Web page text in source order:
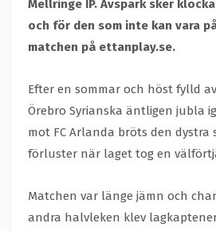
Mellringe IP. Avspark sker
och för den som inte kan vara
matchen på ettanplay.se.
Efter en sommar och höst fylld
Örebro Syrianska äntligen jubla
mot FC Arlanda bröts den dystra
förluster när laget tog en
Matchen var länge jämn och
andra halvleken klev